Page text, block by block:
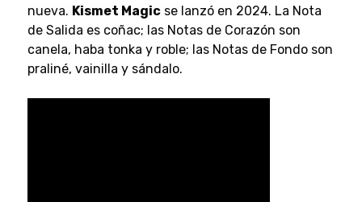
nueva. Kismet Magicse lanzó en 2024. La Nota
de Salida es coñac; las Notas de Corazón son
canela, haba tonka y roble; las Notas de Fondo son
praliné, vainilla y sándalo.